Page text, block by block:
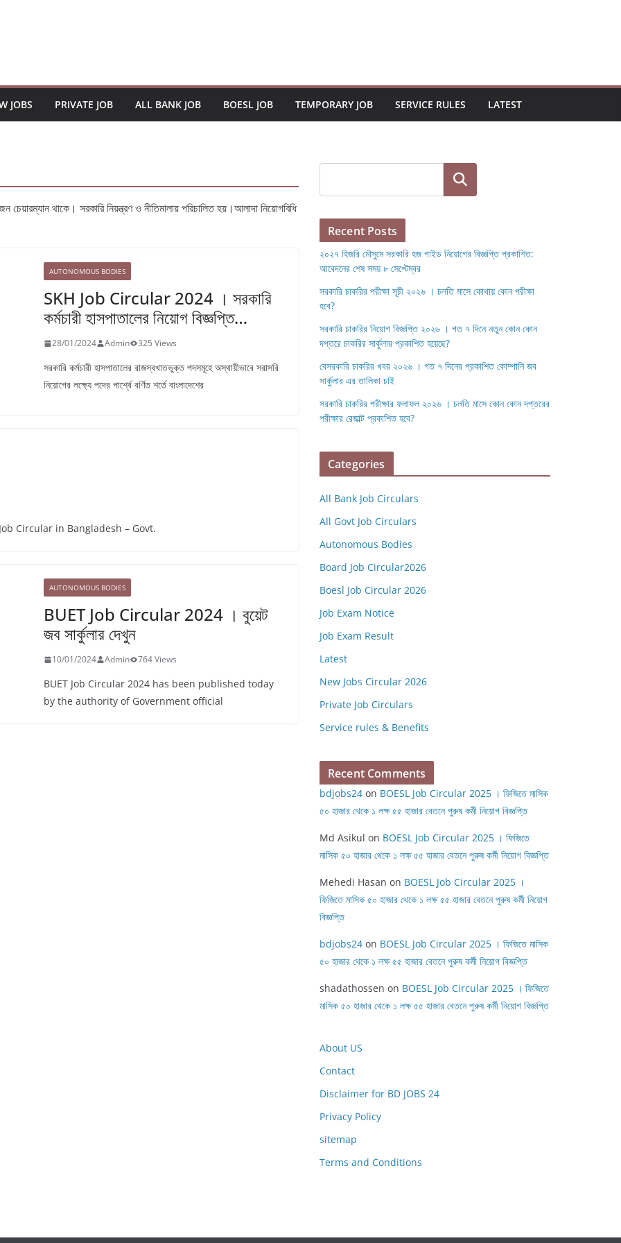
JOBS PRIVATE JOB ALL BANK JOB BOESL JOB TEMPORARY JOB SERVICE RULES LATEST
চেয়ারম্যান থাকে। সরকারি নিয়ন্ত্রণ ও নীতিমালায় পরিচালিত হয়।আলাদা নিয়োগবিধি
AUTONOMOUS BODIES
SKH Job Circular 2024 । সরকারি
কর্মচারী হাসপাতালের নিয়োগ বিজ্ঞপ্তি…
28/01/2024 Admin 325 Views
সরকারি কর্মচারী হাসপাতালের রাজস্বখাতভুক্ত পদসমূহে অস্থায়ীভাবে সরাসরি
নিয়োগের লক্ষ্যে পদের পার্শ্বে বর্ণিত শর্তে বাংলাদেশের
Circular in Bangladesh – Govt.
AUTONOMOUS BODIES
BUET Job Circular 2024 । বুয়েট
জব সার্কুলার দেখুন
10/01/2024 Admin 764 Views
BUET Job Circular 2024 has been published today
by the authority of Government official
Search
Recent Posts
২০২৭ হিজরি মৌসুমে সরকারি হজ গাইড নিয়োগের বিজ্ঞপ্তি প্রকাশিত:
আবেদনের শেষ সময় ৮ সেপ্টেম্বর
সরকারি চাকরির পরীক্ষা সূচী ২০২৬ । চলতি মাসে কোথায় কোন পরীক্ষা
হবে?
সরকারি চাকরির নিয়োগ বিজ্ঞপ্তি ২০২৬ । গত ৭ দিনে নতুন কোন কোন
দপ্তরে চাকরির সার্কুলার প্রকাশিত হয়েছে?
বেসরকারি চাকরির খবর ২০২৬ । গত ৭ দিনের প্রকাশিত কোম্পানি জব
সার্কুলার এর তালিকা চাই
সরকারি চাকরির পরীক্ষার ফলাফল ২০২৬ । চলতি মাসে কোন কোন দপ্তরের
পরীক্ষার রেজাল্ট প্রকাশিত হবে?
Categories
All Bank Job Circulars
All Govt Job Circulars
Autonomous Bodies
Board Job Circular2026
Boesl Job Circular 2026
Job Exam Notice
Job Exam Result
Latest
New Jobs Circular 2026
Private Job Circulars
Service rules & Benefits
Recent Comments
bdjobs24 on BOESL Job Circular 2025 । ফিজিতে মাসিক
৫০ হাজার থেকে ১ লক্ষ ৫৫ হাজার বেতনে পুরুষ কর্মী নিয়োগ বিজ্ঞপ্তি
Md Asikul on BOESL Job Circular 2025 । ফিজিতে
মাসিক ৫০ হাজার থেকে ১ লক্ষ ৫৫ হাজার বেতনে পুরুষ কর্মী নিয়োগ বিজ্ঞপ্তি
Mehedi Hasan on BOESL Job Circular 2025 ।
ফিজিতে মাসিক ৫০ হাজার থেকে ১ লক্ষ ৫৫ হাজার বেতনে পুরুষ কর্মী নিয়োগ
বিজ্ঞপ্তি
bdjobs24 on BOESL Job Circular 2025 । ফিজিতে মাসিক
৫০ হাজার থেকে ১ লক্ষ ৫৫ হাজার বেতনে পুরুষ কর্মী নিয়োগ বিজ্ঞপ্তি
shadathossen on BOESL Job Circular 2025 । ফিজিতে
মাসিক ৫০ হাজার থেকে ১ লক্ষ ৫৫ হাজার বেতনে পুরুষ কর্মী নিয়োগ বিজ্ঞপ্তি
About US
Contact
Disclaimer for BD JOBS 24
Privacy Policy
sitemap
Terms and Conditions